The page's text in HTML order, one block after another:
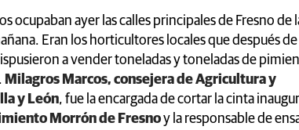
ocupaban ayer las calles principales de Fresno de
Eran los horticultores locales que después
a vender toneladas y toneladas de
Milagros Marcos, consejera de Agricultura y
y León, fue la encargada de cortar la cinta
Morrón de Fresnoy la responsable de